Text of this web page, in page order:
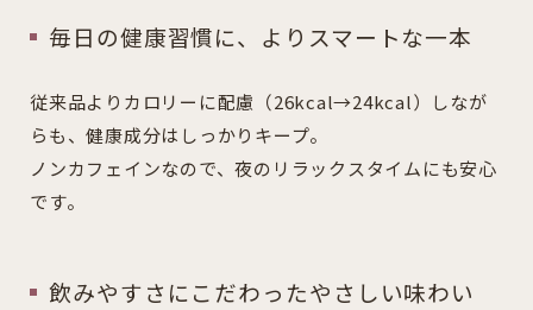
毎日の健康習慣に、よりスマートな一本
従来品よりカロリーに配慮（26kcal→24kcal）しなが
らも、健康成分はしっかりキープ。
ノンカフェインなので、夜のリラックスタイムにも安心
です。
飲みやすさにこだわったやさしい味わい